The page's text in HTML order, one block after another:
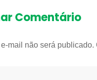
Comentário
mail não será